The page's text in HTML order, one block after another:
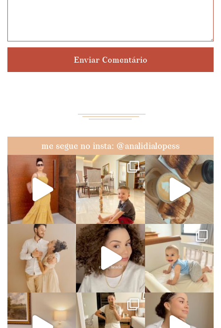
me segue no insta: @analidialopess